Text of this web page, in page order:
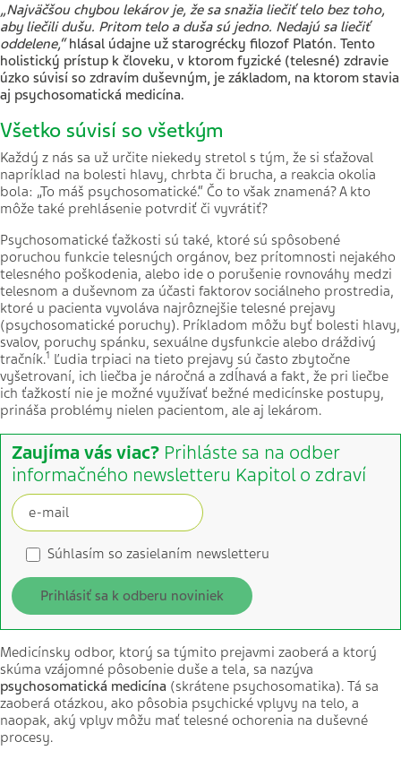
„Najväčšou chybou lekárov je, že sa snažia liečiť telo bez toho,
aby liečili dušu. Pritom telo a duša sú jedno. Nedajú sa liečiť
oddelene,“hlásal údajne už starogrécky filozof Platón. Tento
holistický prístup k človeku, v ktorom fyzické (telesné) zdravie
úzko súvisí so zdravím duševným, je základom, na ktorom stavia
aj psychosomatická medicína.
Všetko súvisí so všetkým
Každý z nás sa už určite niekedy stretol s tým, že si sťažoval
napríklad na bolesti hlavy, chrbta či brucha, a reakcia okolia
bola: „To máš psychosomatické.“ Čo to však znamená? A kto
môže také prehlásenie potvrdiť či vyvrátiť?
Psychosomatické ťažkosti sú také, ktoré sú spôsobené
poruchou funkcie telesných orgánov, bez prítomnosti nejakého
telesného poškodenia, alebo ide o porušenie rovnováhy medzi
telesnom a duševnom za účasti faktorov sociálneho prostredia,
ktoré u pacienta vyvoláva najrôznejšie telesné prejavy
(psychosomatické poruchy). Príkladom môžu byť bolesti hlavy,
svalov, poruchy spánku, sexuálne dysfunkcie alebo dráždivý
tračník.1 Ľudia trpiaci na tieto prejavy sú často zbytočne
vyšetrovaní, ich liečba je náročná a zdĺhavá a fakt, že pri liečbe
ich ťažkostí nie je možné využívať bežné medicínske postupy,
prináša problémy nielen pacientom, ale aj lekárom.
Zaujíma vás viac? Prihláste sa na odber
informačného newsletteru Kapitol o zdraví
Súhlasím so zasielaním newsletteru
Prihlásiť sa k odberu noviniek
Medicínsky odbor, ktorý sa týmito prejavmi zaoberá a ktorý
skúma vzájomné pôsobenie duše a tela, sa nazýva
psychosomatická medicína (skrátene psychosomatika). Tá sa
zaoberá otázkou, ako pôsobia psychické vplyvy na telo, a
naopak, aký vplyv môžu mať telesné ochorenia na duševné
procesy.